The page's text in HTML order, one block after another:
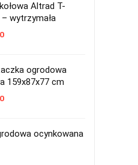
Altrad T-
wytrzymała
ogrodowa
159x87x77 cm
ocynkowana